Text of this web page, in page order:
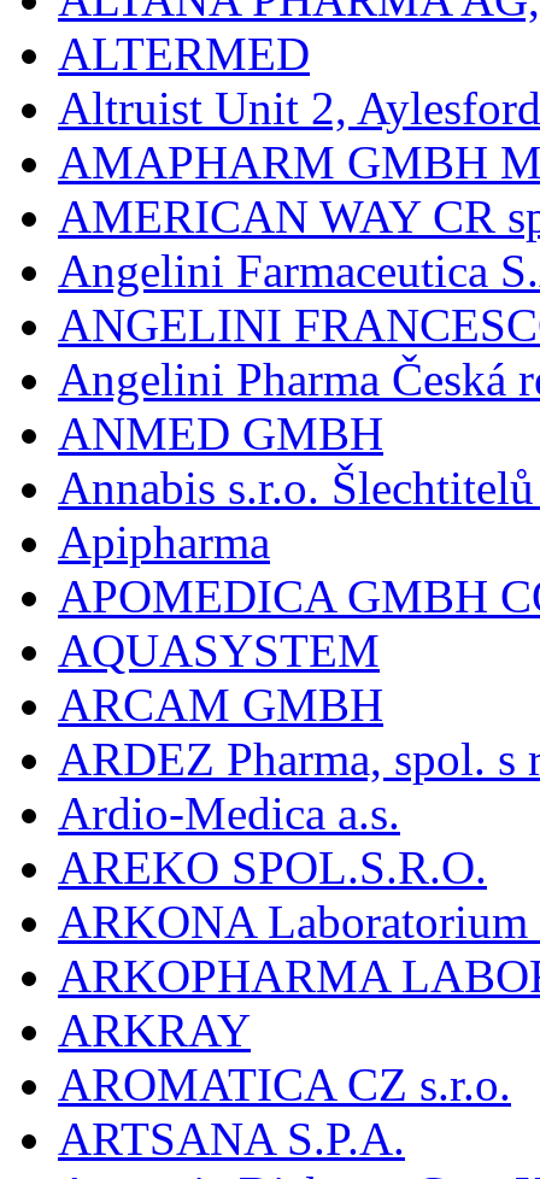
ALTERMED
Altruist Unit 2, Aylesford
AMAPHARM GMBH
AMERICAN WAY CR
Angelini Farmaceutica
ANGELINI
Angelini Pharma Česká
ANMED GMBH
Annabis s.r.o.
Apipharma
APOMEDICA GMBH
AQUASYSTEM
ARCAM GMBH
ARDEZ Pharma, spol. s
Ardio-Medica a.s.
AREKO SPOL.S.R.O.
ARKONA
ARKOPHARMA
ARKRAY
AROMATICA CZ s.r.o.
ARTSANA S.P.A.